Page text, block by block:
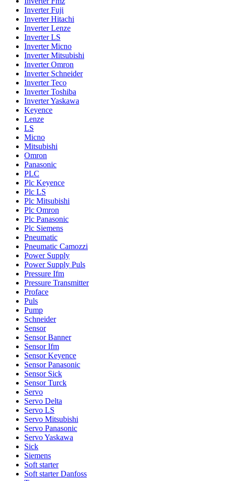
Inverter Fuji
Inverter Hitachi
Inverter Lenze
Inverter LS
Inverter Micno
Inverter Mitsubishi
Inverter Omron
Inverter Schneider
Inverter Teco
Inverter Toshiba
Inverter Yaskawa
Keyence
Lenze
LS
Micno
Mitsubishi
Omron
Panasonic
PLC
Plc Keyence
Plc LS
Plc Mitsubishi
Plc Omron
Plc Panasonic
Plc Siemens
Pneumatic
Pneumatic Camozzi
Power Supply
Power Supply Puls
Pressure Ifm
Pressure Transmitter
Proface
Puls
Pump
Schneider
Sensor
Sensor Banner
Sensor Ifm
Sensor Keyence
Sensor Panasonic
Sensor Sick
Sensor Turck
Servo
Servo Delta
Servo LS
Servo Mitsubishi
Servo Panasonic
Servo Yaskawa
Sick
Siemens
Soft starter
Soft starter Danfoss